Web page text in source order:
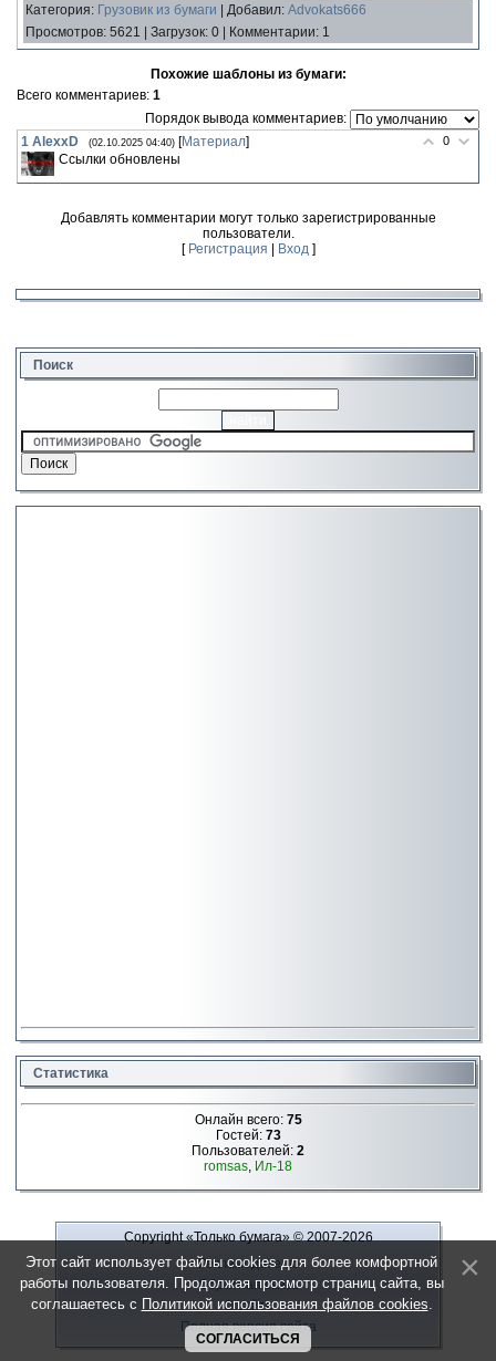
Категория: Грузовик из бумаги Добавил: Advokats666
Просмотров: 5621 Загрузок: 0 Комментарии: 1
Похожие шаблоны из бумаги:
Всего комментариев: 1
Порядок вывода комментариев:
0
1 AlexxD (02.10.2025 04:40) [Материал]
Ссылки обновлены
Добавлять комментарии могут только зарегистрированные
пользователи.
[ Регистрация Вход]
Поиск
Статистика
Онлайн всего: 75
Гостей: 73
Пользователей: 2
romsas, Ил-18
Copyright «Только бумага»© 2007-2026
Рекламодателю
Обратная связь
О сайте
Полная версия сайта
Этот сайт использует файлы cookies для более комфортной
работы пользователя. Продолжая просмотр страниц сайта, вы
соглашаетесь с Политикой использования файлов cookies.
СОГЛАСИТЬСЯ